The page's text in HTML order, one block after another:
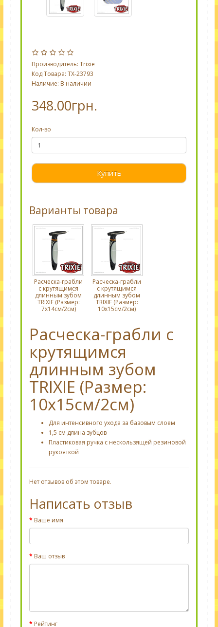
Производитель: Trixie
Код Товара: TX-23793
Наличие: В наличии
348.00грн.
Кол-во
Купить
Варианты товара
Расческа-грабли
с крутящимся
длинным зубом
TRIXIE (Размер:
7х14см/2см)
Расческа-грабли
с крутящимся
длинным зубом
TRIXIE (Размер:
10х15см/2см)
Расческа-грабли с
крутящимся
длинным зубом
TRIXIE (Размер:
10х15см/2см)
Для интенсивного ухода за базовым слоем
1,5 см длина зубцов
Пластиковая ручка с нескользящей резиновой
рукояткой
Нет отзывов об этом товаре.
Написать отзыв
Ваше имя
Ваш отзыв
Рейтинг